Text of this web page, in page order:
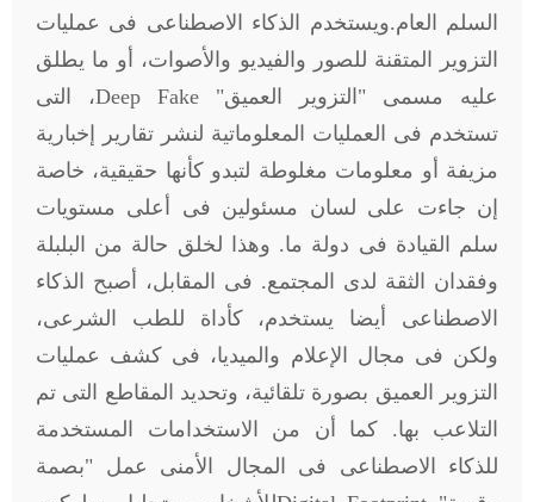
السلم العام.ويستخدم الذكاء الاصطناعى فى عمليات
التزوير المتقنة للصور والفيديو والأصوات، أو ما يطلق
عليه مسمى "التزوير العميق" Deep Fake، التى
تستخدم فى العمليات المعلوماتية لنشر تقارير إخبارية
مزيفة أو معلومات مغلوطة لتبدو كأنها حقيقية، خاصة
إن جاءت على لسان مسئولين فى أعلى مستويات
سلم القيادة فى دولة ما. وهذا لخلق حالة من البلبلة
وفقدان الثقة لدى المجتمع. فى المقابل، أصبح الذكاء
الاصطناعى أيضا يستخدم، كأداة للطب الشرعى،
ولكن فى مجال الإعلام والميديا، فى كشف عمليات
التزوير العميق بصورة تلقائية، وتحديد المقاطع التى تم
التلاعب بها. كما أن من الاستخدامات المستخدمة
للذكاء الاصطناعى فى المجال الأمنى عمل "بصمة